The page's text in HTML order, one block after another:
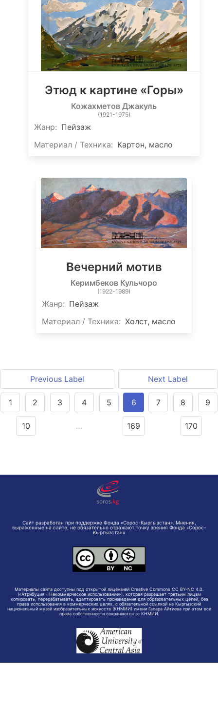
Этюд к картине «Горы»
Кожахметов Джакуль
(1921-1975)
Жанр: Пейзаж
Материал / Техника: Картон, масло
Вечерний мотив
Керимбеков Кульчоро
(1922-1989)
Жанр: Пейзаж
Материал / Техника: Холст, масло
Previous Label Next Label
1 2 3 4 5 6 7 8 9
10 … 169 170
Сайт разработан при поддержке Фонда «Сорос-Кыргызстан». Мнения,
выраженные на сайте, не обязательно отражают точку зрения Фонда «Сорос-
Кыргызстан»
Материалы сайта доступны под открытой лицензией Creative Commons CC BY-NC 4.0.
(«Атрибуция - Некоммерческое использование»), которая разрешает третьим лицам
копировать, перерабатывать, адаптировать произведения для образовательных целей, без
права использования в коммерческих целях, с обязательной ссылкой на Кыргызский
национальный музей изобразительных искусств (КНМИИ) имени Гапара Айтиева при этом все
права собственности сохраняются за КНМИИ.